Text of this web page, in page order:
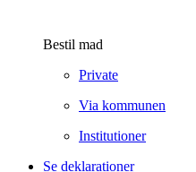
Bestil mad
Private
Via kommunen
Institutioner
Se deklarationer